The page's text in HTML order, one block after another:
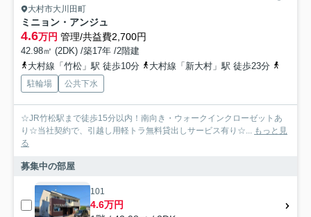
大村市大川田町
ミニョン・アンジュ
4.6万円 管理/共益費2,700円
42.98㎡ (2DK) /築17年 /2階建
大村線「竹松」駅 徒歩10分
大村線「新大村」駅 徒歩23分
駐輪場 公共下水
☆JR竹松駅まで徒歩15分以内！南向き・ウォークインクローゼットあ
り☆当社契約で、引越し用軽トラ無料貸出しサービス有り☆...
もっと見
る
募集中の部屋
101
4.6万円